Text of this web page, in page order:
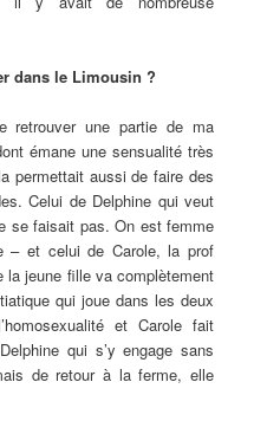
dans le Limousin ?
retrouver une partie de ma
émane une sensualité très
permettait aussi de faire des
Celui de Delphine qui veut
se faisait pas. On est femme
– et celui de Carole, la prof
la jeune fille va complètement
qui joue dans les deux
et Carole fait
qui s’y engage sans
de retour à la ferme, elle